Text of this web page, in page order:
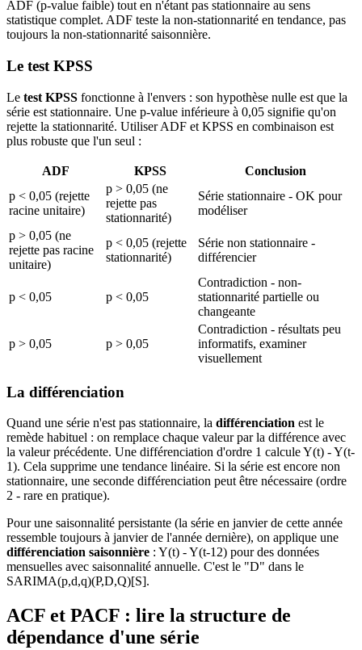
ADF (p-value faible) tout en n'étant pas stationnaire au sens
statistique complet. ADF teste la non-stationnarité en tendance, pas
toujours la non-stationnarité saisonnière.
Le test KPSS
Le test KPSS fonctionne à l'envers : son hypothèse nulle est que la
série est stationnaire. Une p-value inférieure à 0,05 signifie qu'on
rejette la stationnarité. Utiliser ADF et KPSS en combinaison est
plus robuste que l'un seul :
ADF KPSS
Conclusion
p < 0,05 (rejette
racine unitaire)
p > 0,05 (ne
rejette pas
stationnarité)
Série stationnaire - OK pour
modéliser
p > 0,05 (ne
rejette pas racine
unitaire)
p < 0,05 (rejette
stationnarité)
Série non stationnaire -
différencier
p < 0,05 p < 0,05
Contradiction - non-
stationnarité partielle ou
changeante
p > 0,05 p > 0,05
Contradiction - résultats peu
informatifs, examiner
visuellement
La différenciation
Quand une série n'est pas stationnaire, la différenciation est le
remède habituel : on remplace chaque valeur par la différence avec
la valeur précédente. Une différenciation d'ordre 1 calcule Y(t) - Y(t-
1). Cela supprime une tendance linéaire. Si la série est encore non
stationnaire, une seconde différenciation peut être nécessaire (ordre
2 - rare en pratique).
Pour une saisonnalité persistante (la série en janvier de cette année
ressemble toujours à janvier de l'année dernière), on applique une
différenciation saisonnière : Y(t) - Y(t-12) pour des données
mensuelles avec saisonnalité annuelle. C'est le "D" dans le
SARIMA(p,d,q)(P,D,Q)[S].
ACF et PACF : lire la structure de
dépendance d'une série